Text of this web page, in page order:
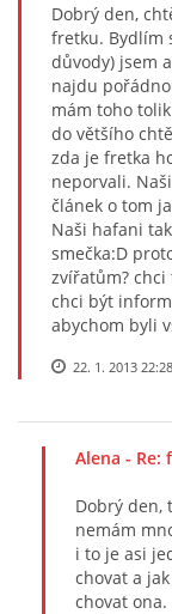
Dobrý den,
fretku. Bydlím
důvody) jsem
najdu
mám toho
do většího
zda je fretka
neporvali.
článek o tom
Naši hafani
smečka:D
zvířatům?
chci být
abychom byli
22. 1. 2013 22:28
Alena - Re:
Dobrý den,
nemám
i to je asi
chovat a
chovat